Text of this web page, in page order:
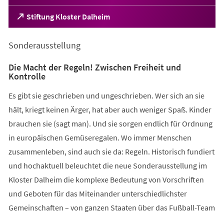
Stiftung Kloster Dalheim
(Öffnet
in
neuen
Sonderausstellung
Die Macht der Regeln! Zwischen Freiheit und
Kontrolle
Es gibt sie geschrieben und ungeschrieben. Wer sich an sie
hält, kriegt keinen Ärger, hat aber auch weniger Spaß. Kinder
brauchen sie (sagt man). Und sie sorgen endlich für Ordnung
in europäischen Gemüseregalen. Wo immer Menschen
zusammenleben, sind auch sie da: Regeln. Historisch fundiert
und hochaktuell beleuchtet die neue Sonderausstellung im
Kloster Dalheim die komplexe Bedeutung von Vorschriften
und Geboten für das Miteinander unterschiedlichster
Gemeinschaften – von ganzen Staaten über das Fußball-Team